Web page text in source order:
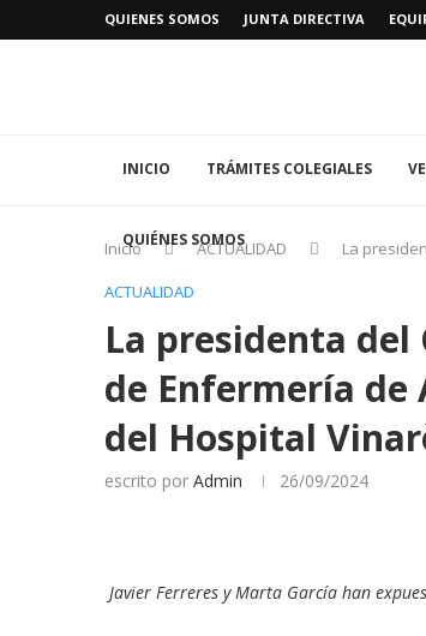
QUIENES SOMOS JUNTA DIRECTIVA
INICIO TRÁMITES COLEGIALES
QUIÉNES SOMOS
Inicio ACTUALIDAD
La
ACTUALIDAD
La presidenta del
de Enfermería de
del Hospital
escrito por Admin 26/09/2024
Javier Ferreres y Marta García han